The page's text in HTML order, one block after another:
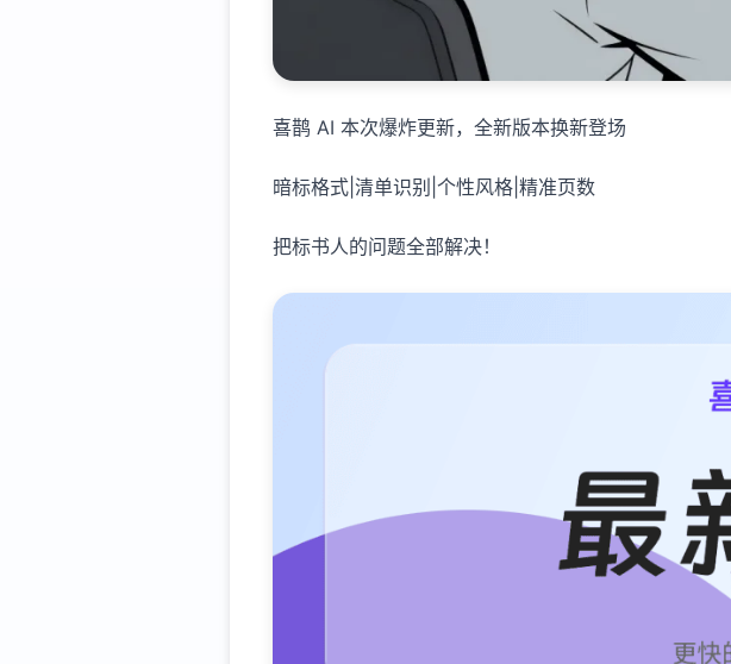
喜鹊 AI 本次爆炸更新，全新版本换新登场
暗标格式|清单识别|个性风格|精准页数
把标书人的问题全部解决！